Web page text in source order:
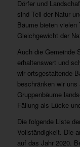
Dörfer und
sind Teil der Natur
Bäume bieten vielen
Gleichgewicht der
Auch die Gemeinde
erhaltenswert und
wir ortsgestaltende
beschränken wir
Gruppenbäume
Fällung als Lücke
Die folgende Liste
Vollständigkeit. Die
auf das Jahr 2020.